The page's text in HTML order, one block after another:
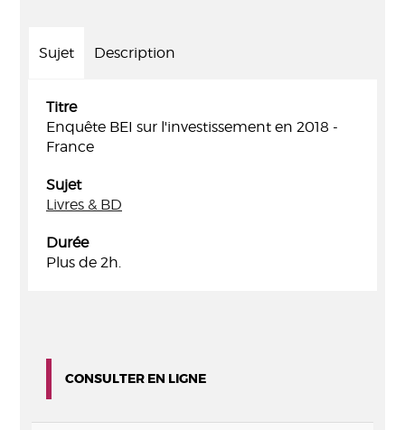
Sujet Description
Titre
Enquête BEI sur l'investissement en 2018 -
France
Sujet
Livres & BD
Durée
Plus de 2h.
CONSULTER EN LIGNE